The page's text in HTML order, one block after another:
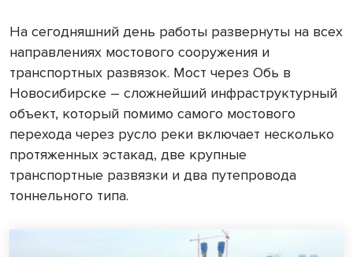
На сегодняшний день работы развернуты на всех
направлениях мостового сооружения и
транспортных развязок. Мост через Обь в
Новосибирске – сложнейший инфраструктурный
объект, который помимо самого мостового
перехода через русло реки включает несколько
протяженных эстакад, две крупные
транспортные развязки и два путепровода
тоннельного типа.